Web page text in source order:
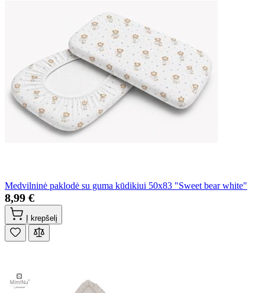
Medvilninė paklodė su guma kūdikiui 50x83 "Sweet bear white"
8,99 €
Į krepšelį